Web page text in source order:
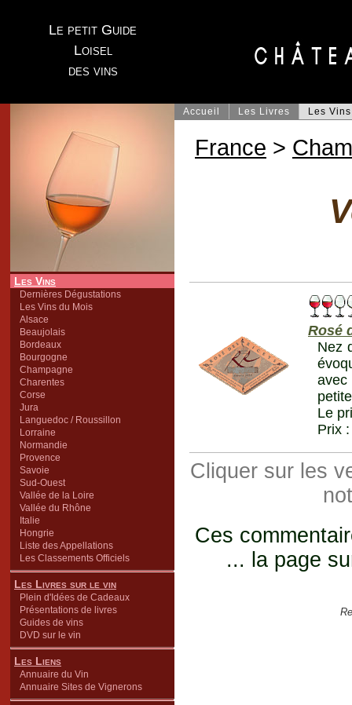
Le petit Guide
Loisel
des vins
Les Vins
Dernières Dégustations
Les Vins du Mois
Alsace
Beaujolais
Bordeaux
Bourgogne
Champagne
Charentes
Corse
Jura
Languedoc / Roussillon
Lorraine
Normandie
Provence
Savoie
Sud-Ouest
Vallée de la Loire
Vallée du Rhône
Italie
Hongrie
Liste des Appellations
Les Classements Officiels
Les Livres sur le vin
Plein d'Idées de Cadeaux
Présentations de livres
Guides de vins
DVD sur le vin
Les Liens
Annuaire du Vin
Annuaire Sites de Vignerons
Accueil Les Livres Les Vins
France >
Rosé
Nez
avec
Le
Prix
Cliquer sur les
Ces
... la page